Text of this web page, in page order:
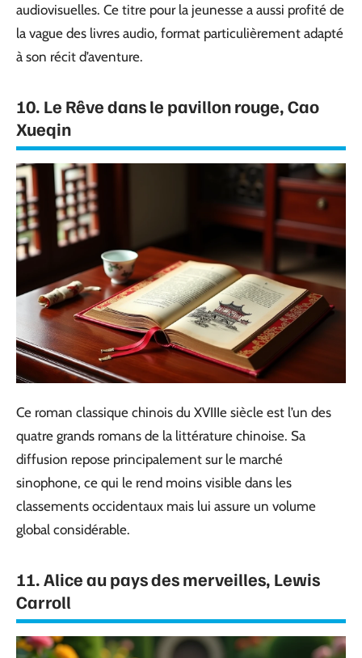
audiovisuelles. Ce titre pour la jeunesse a aussi profité de
la vague des livres audio, format particulièrement adapté
à son récit d’aventure.
10. Le Rêve dans le pavillon rouge, Cao
Xueqin
Ce roman classique chinois du XVIIIe siècle est l’un des
quatre grands romans de la littérature chinoise. Sa
diffusion repose principalement sur le marché
sinophone, ce qui le rend moins visible dans les
classements occidentaux mais lui assure un volume
global considérable.
11. Alice au pays des merveilles, Lewis
Carroll